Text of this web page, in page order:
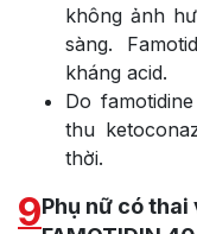
không ảnh
sàng.
kháng acid.
Do
thu
thời.
9Phụ nữ có